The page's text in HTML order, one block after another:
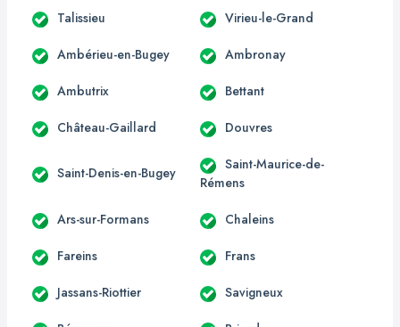
Talissieu Virieu-le-Grand
Ambérieu-en-Bugey Ambronay
Ambutrix Bettant
Château-Gaillard Douvres
Saint-Denis-en-Bugey
Saint-Maurice-de-
Rémens
Ars-sur-Formans Chaleins
Fareins Frans
Jassans-Riottier Savigneux